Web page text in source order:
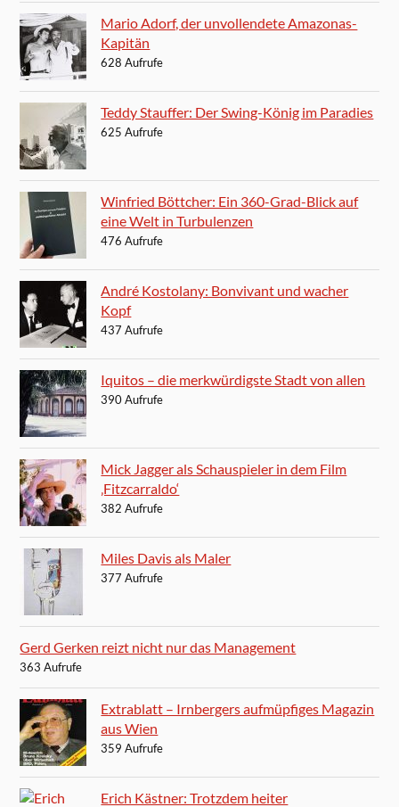
Mario Adorf, der unvollendete Amazonas-
Kapitän
628 Aufrufe
Teddy Stauffer: Der Swing-König im Paradies
625 Aufrufe
Winfried Böttcher: Ein 360-Grad-Blick auf
eine Welt in Turbulenzen
476 Aufrufe
André Kostolany: Bonvivant und wacher
Kopf
437 Aufrufe
Iquitos – die merkwürdigste Stadt von allen
390 Aufrufe
Mick Jagger als Schauspieler in dem Film
‚Fitzcarraldo‘
382 Aufrufe
Miles Davis als Maler
377 Aufrufe
Gerd Gerken reizt nicht nur das Management
363 Aufrufe
Extrablatt – Irnbergers aufmüpfiges Magazin
aus Wien
359 Aufrufe
Erich Kästner: Trotzdem heiter